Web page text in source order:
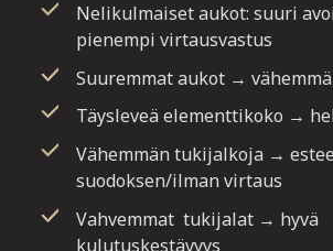
Nelikulmaiset aukot: suuri
pienempi virtausvastus
Suuremmat aukot →
Täysleveä elementtikoko →
Vähemmän tukijalkoja →
suodoksen/ilman virtaus
Vahvemmat tukijalat → hyvä
kulutuskestävyys